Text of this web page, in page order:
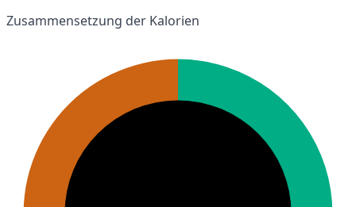
Zusammensetzung der Kalorien